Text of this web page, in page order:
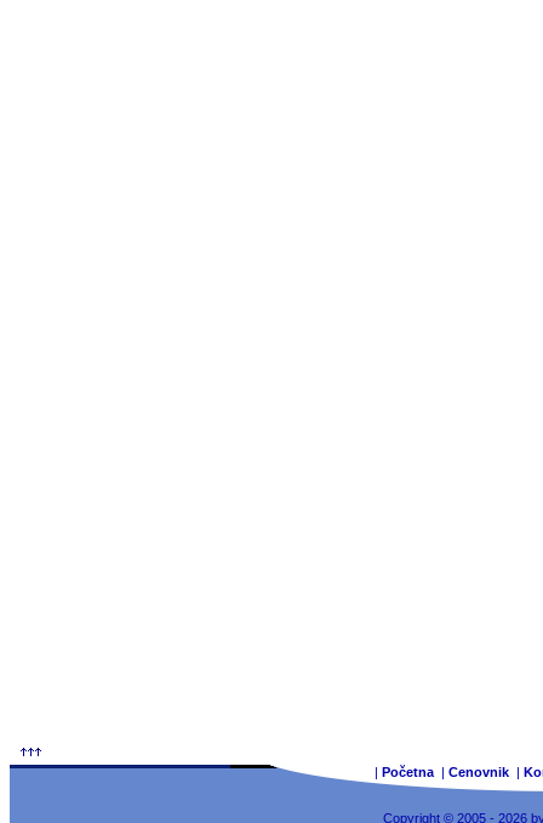
| Početna | Cenovnik |
Copyright © 2005 - 2026